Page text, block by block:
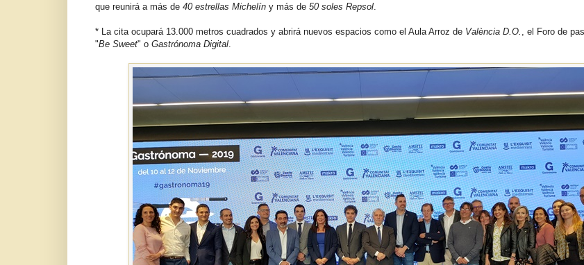
que reunirá a más de 40 estrellas Michelín y más de 50 soles Repsol
* La cita ocupará 13.000 metros cuadrados y abrirá nuevos espacios como el Aula Arroz de València D.O.
, el Foro de
"Be Sweet" o Gastrónoma Digital